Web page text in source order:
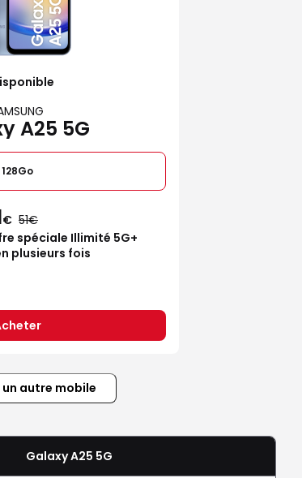
A25 5G
128Go
€ 51
spéciale Illimité 5G+
plusieurs fois
autre mobile
Galaxy A25 5G